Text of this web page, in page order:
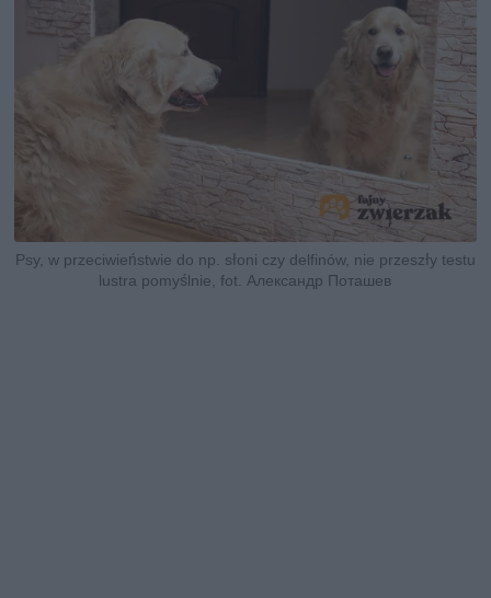
Psy, w przeciwieństwie do np. słoni czy delfinów, nie przeszły testu
lustra pomyślnie, fot. Александр Поташев